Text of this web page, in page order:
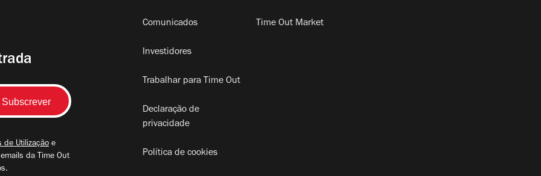
de Utilização e
da Time Out
Comunicados
Investidores
Trabalhar para Time Out
Declaração de
privacidade
Política de cookies
Time Out Market